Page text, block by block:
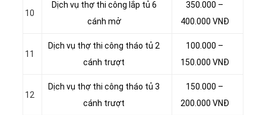
10
Dịch vụ thợ thi công lắp tủ 6
cánh mở
350.000 –
400.000 VNĐ
11
Dịch vụ thợ thi công tháo tủ 2
cánh trượt
100.000 –
150.000 VNĐ
12
Dịch vụ thợ thi công tháo tủ 3
cánh trượt
150.000 –
200.000 VNĐ